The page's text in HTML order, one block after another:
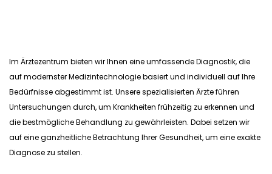
Im Ärztezentrum bieten wir Ihnen eine umfassende Diagnostik, die
auf modernster Medizintechnologie basiert und individuell auf Ihre
Bedürfnisse abgestimmt ist. Unsere spezialisierten Ärzte führen
Untersuchungen durch, um Krankheiten frühzeitig zu erkennen und
die bestmögliche Behandlung zu gewährleisten. Dabei setzen wir
auf eine ganzheitliche Betrachtung Ihrer Gesundheit, um eine exakte
Diagnose zu stellen.